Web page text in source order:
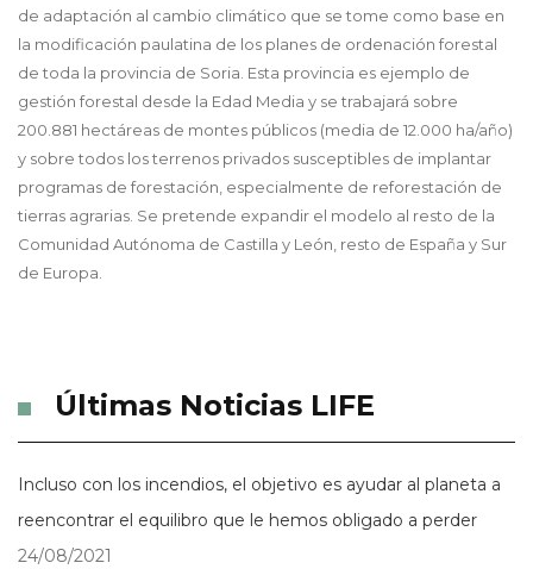
de adaptación al cambio climático que se tome como base en
la modificación paulatina de los planes de ordenación forestal
de toda la provincia de Soria. Esta provincia es ejemplo de
gestión forestal desde la Edad Media y se trabajará sobre
200.881 hectáreas de montes públicos (media de 12.000 ha/año)
y sobre todos los terrenos privados susceptibles de implantar
programas de forestación, especialmente de reforestación de
tierras agrarias. Se pretende expandir el modelo al resto de la
Comunidad Autónoma de Castilla y León, resto de España y Sur
de Europa.
Últimas Noticias LIFE
Incluso con los incendios, el objetivo es ayudar al planeta a
reencontrar el equilibro que le hemos obligado a perder
24/08/2021